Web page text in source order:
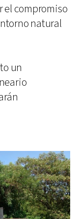
el compromiso
natural
un